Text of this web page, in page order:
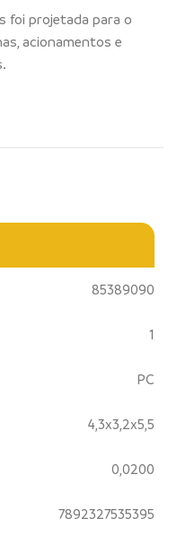
foi projetada para o
acionamentos e
85389090
1
PC
4,3x3,2x5,5
0,0200
7892327535395